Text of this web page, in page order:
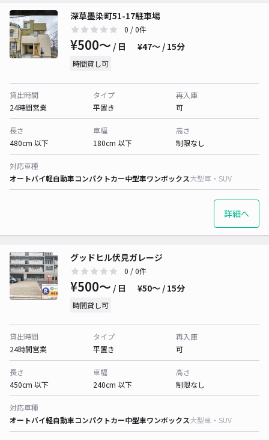
深草墨染町51-17駐車場
0 / 0件
¥500〜 / 日 ¥47〜 / 15分
時間貸し可
貸出時間
24時間営業
タイプ
平置き
再入庫
可
長さ
480cm 以下
車幅
180cm 以下
高さ
制限なし
対応車種
オートバイ軽自動車コンパクトカー中型車ワンボックス大型車・SUV
詳細へ
グッドヒル伏見ガレージ
0 / 0件
¥500〜 / 日 ¥50〜 / 15分
時間貸し可
貸出時間
24時間営業
タイプ
平置き
再入庫
可
長さ
450cm 以下
車幅
240cm 以下
高さ
制限なし
対応車種
オートバイ軽自動車コンパクトカー中型車ワンボックス大型車・SUV